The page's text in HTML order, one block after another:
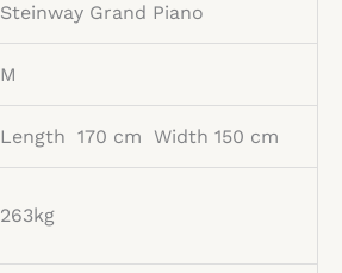
Steinway Grand Piano
M
Length 170 cm Width 150 cm
263kg